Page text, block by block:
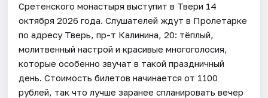
Сретенского монастыря выступит в Твери 14
октября 2026 года. Слушателей ждут в Пролетарке
по адресу Тверь, пр-т Калинина, 20: тёплый,
молитвенный настрой и красивые многоголосия,
которые особенно звучат в такой праздничный
день. Стоимость билетов начинается от 1100
рублей, так что лучше заранее спланировать вечер